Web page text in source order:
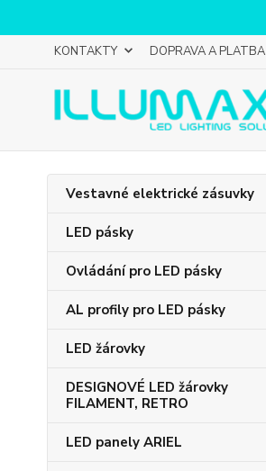
KONTAKTY DOPRAVA A PLATBA
Vestavné elektrické zásuvky
LED pásky
Ovládání pro LED pásky
AL profily pro LED pásky
LED žárovky
DESIGNOVÉ LED žárovky
FILAMENT, RETRO
LED panely ARIEL